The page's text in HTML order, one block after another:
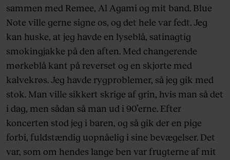
sammen med Remee, Al Agami og mit band. Blue
Note ville gerne signe os, og det hele var fedt. Jeg
kan huske, at jeg havde en lyseblå, satinagtig
smokingjakke på den aften. Med changerende
mørkeblå kant på reverset og en skjorte med
kalvekrøs. Jeg havde rygproblemer, så jeg gik med
stok. Man ville sikkert skrige af grin, hvis man så det
i dag, men sådan så man ud i 90’erne. Efter
koncerten stod jeg i baren, og så gik der en pige
forbi, fuldstændig uopnåelig i sine bevægelser. Det
var, som om hendes lange ben var frugterne af mit